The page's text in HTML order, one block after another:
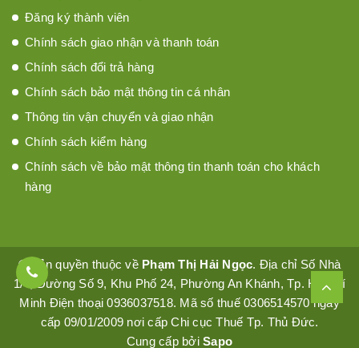
Đăng ký thành viên
Chính sách giao nhận và thanh toán
Chính sách đổi trả hàng
Chính sách bảo mật thông tin cá nhân
Thông tin vận chuyển và giao nhận
Chính sách kiểm hàng
Chính sách về bảo mật thông tin thanh toán cho khách
hàng
© Bản quyền thuộc về Phạm Thị Hải Ngọc. Địa chỉ Số Nhà
1/4, Đường Số 9, Khu Phố 24, Phường An Khánh, Tp. Hồ Chí
Minh Điện thoại 0936037518. Mã số thuế 0306514570 ngày
cấp 09/01/2009 nơi cấp Chi cục Thuế Tp. Thủ Đức.
Cung cấp bởiSapo